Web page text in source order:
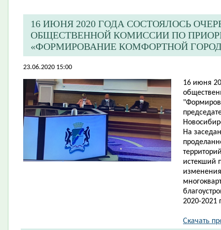
​16 ИЮНЯ 2020 ГОДА СОСТОЯЛОСЬ
ОБЩЕСТВЕННОЙ КОМИССИИ ПО
«ФОРМИРОВАНИЕ КОМФОРТНОЙ
23.06.2020 15:00
16 июня
На
истекший
2020-2021
Скачать